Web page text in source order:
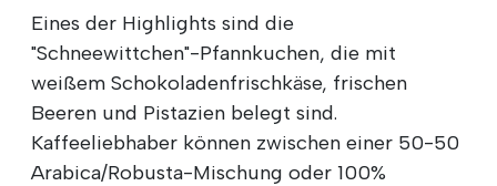
Eines der Highlights sind die
"Schneewittchen"-Pfannkuchen, die mit
weißem Schokoladenfrischkäse, frischen
Beeren und Pistazien belegt sind.
Kaffeeliebhaber können zwischen einer 50-50
Arabica/Robusta-Mischung oder 100%